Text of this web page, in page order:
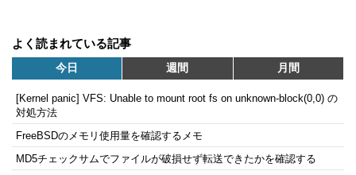
よく読まれている記事
今日 週間 月間
[Kernel panic] VFS: Unable to mount root fs on unknown-block(0,0) の
対処方法
FreeBSDのメモリ使用量を確認するメモ
MD5チェックサムでファイルが破損せず転送できたかを確認する